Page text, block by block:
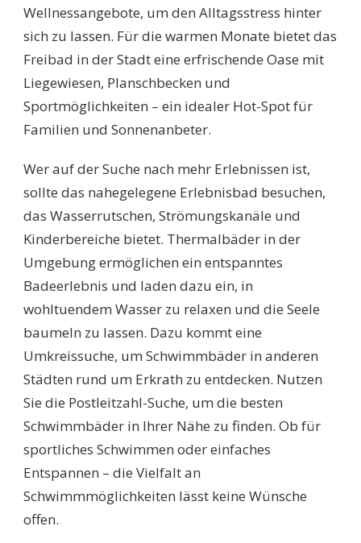
Wellnessangebote, um den Alltagsstress hinter
sich zu lassen. Für die warmen Monate bietet das
Freibad in der Stadt eine erfrischende Oase mit
Liegewiesen, Planschbecken und
Sportmöglichkeiten – ein idealer Hot-Spot für
Familien und Sonnenanbeter.
Wer auf der Suche nach mehr Erlebnissen ist,
sollte das nahegelegene Erlebnisbad besuchen,
das Wasserrutschen, Strömungskanäle und
Kinderbereiche bietet. Thermalbäder in der
Umgebung ermöglichen ein entspanntes
Badeerlebnis und laden dazu ein, in
wohltuendem Wasser zu relaxen und die Seele
baumeln zu lassen. Dazu kommt eine
Umkreissuche, um Schwimmbäder in anderen
Städten rund um Erkrath zu entdecken. Nutzen
Sie die Postleitzahl-Suche, um die besten
Schwimmbäder in Ihrer Nähe zu finden. Ob für
sportliches Schwimmen oder einfaches
Entspannen – die Vielfalt an
Schwimmmöglichkeiten lässt keine Wünsche
offen.